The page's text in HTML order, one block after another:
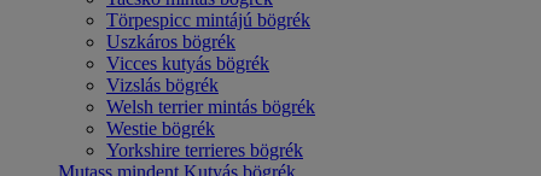
Törpespicc mintájú bögrék
Uszkáros bögrék
Vicces kutyás bögrék
Vizslás bögrék
Welsh terrier mintás bögrék
Westie bögrék
Yorkshire terrieres bögrék
Mutass mindent Kutyás bögrék